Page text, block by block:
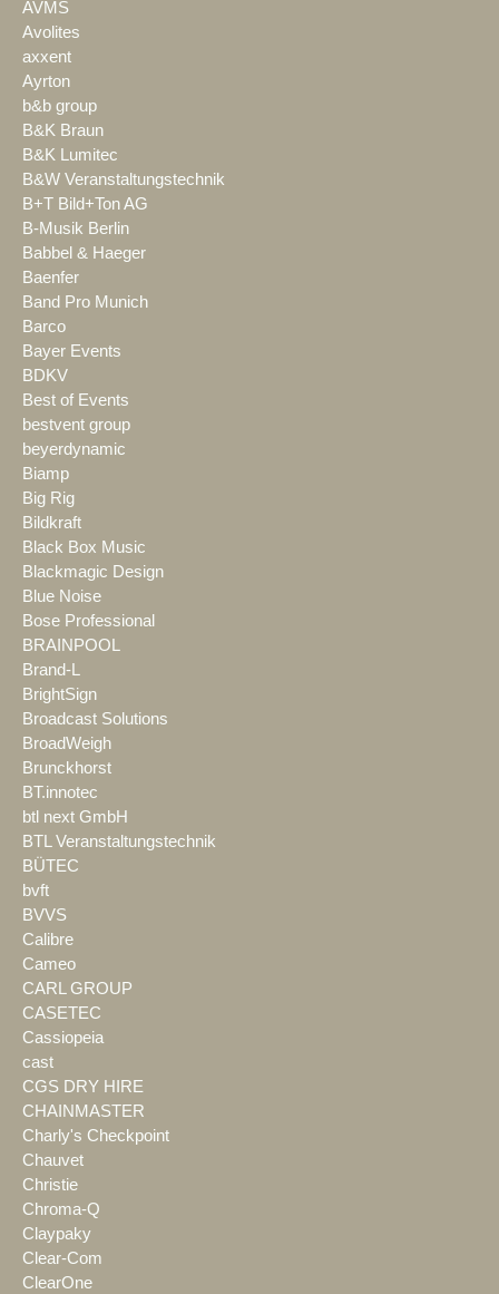
AVMS
Avolites
axxent
Ayrton
b&b group
B&K Braun
B&K Lumitec
B&W Veranstaltungstechnik
B+T Bild+Ton AG
B-Musik Berlin
Babbel & Haeger
Baenfer
Band Pro Munich
Barco
Bayer Events
BDKV
Best of Events
bestvent group
beyerdynamic
Biamp
Big Rig
Bildkraft
Black Box Music
Blackmagic Design
Blue Noise
Bose Professional
BRAINPOOL
Brand-L
BrightSign
Broadcast Solutions
BroadWeigh
Brunckhorst
BT.innotec
btl next GmbH
BTL Veranstaltungstechnik
BÜTEC
bvft
BVVS
Calibre
Cameo
CARL GROUP
CASETEC
Cassiopeia
cast
CGS DRY HIRE
CHAINMASTER
Charly's Checkpoint
Chauvet
Christie
Chroma-Q
Claypaky
Clear-Com
ClearOne